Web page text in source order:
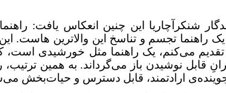
شنکرآچاریا این چنین انعکاس یافت:
راهنما تجسم و تناسخ این والاترین هاست.
تقدیم می‌کنم، یک راهنما مثل خورشیدی است،
قابل نوشیدن باز می‌گرداند. به همین ترتیب،
ارادتمند، قابل دسترس و حیات‌بخش